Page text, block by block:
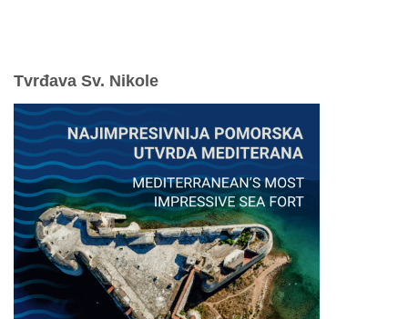
Tvrđava Sv. Nikole